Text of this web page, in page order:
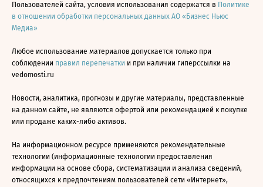
Пользователей сайта, условия использования содержатся в Политике
в отношении обработки персональных данных АО «Бизнес Ньюс
Медиа»
Любое использование материалов допускается только при
соблюдении правил перепечатки и при наличии гиперссылки на
vedomosti.ru
Новости, аналитика, прогнозы и другие материалы, представленные
на данном сайте, не являются офертой или рекомендацией к покупке
или продаже каких-либо активов.
На информационном ресурсе применяются рекомендательные
технологии (информационные технологии предоставления
информации на основе сбора, систематизации и анализа сведений,
относящихся к предпочтениям пользователей сети «Интернет»,